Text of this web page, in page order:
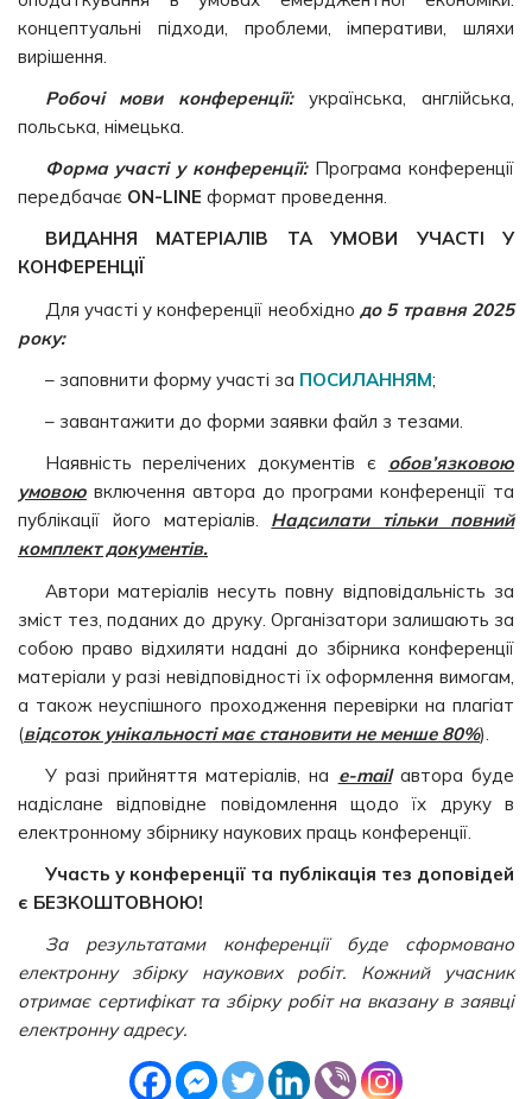
концептуальні підходи, проблеми, імперативи, шляхи
вирішення.
Робочі мови конференції:
українська, англійська,
польська, німецька.
Форма участі у конференції:Програма конференції
передбачає ON-LINE формат проведення.
ВИДАННЯ МАТЕРІАЛІВ ТА УМОВИ УЧАСТІ У
КОНФЕРЕНЦІЇ
Для участі у конференції необхіднодо 5 травня 2025
року:
– заповнити форму участі за ПОСИЛАННЯМ;
– завантажити до форми заявки файл з тезами.
Наявність перелічених документів є обов’язковою
умовою включення автора до програми конференції та
публікації його матеріалів. Надсилати тільки повний
комплект документів.
Автори матеріалів несуть повну відповідальність за
зміст тез, поданих до друку. Організатори залишають за
собою право відхиляти надані до збірника конференції
матеріали у разі невідповідності їх оформлення вимогам,
а також неуспішного проходження перевірки на плагіат
(відсоток унікальності має становити не менше 80%).
У разі прийняття матеріалів, на e-mailавтора буде
надіслане відповідне повідомлення щодо їх друку в
електронному збірнику наукових праць конференції.
Участь у конференції та публікація тез доповідей
є БЕЗКОШТОВНОЮ!
За результатами конференції буде сформовано
електронну збірку наукових робіт. Кожний учасник
отримає сертифікат та збірку робіт на вказану в заявці
електронну адресу.